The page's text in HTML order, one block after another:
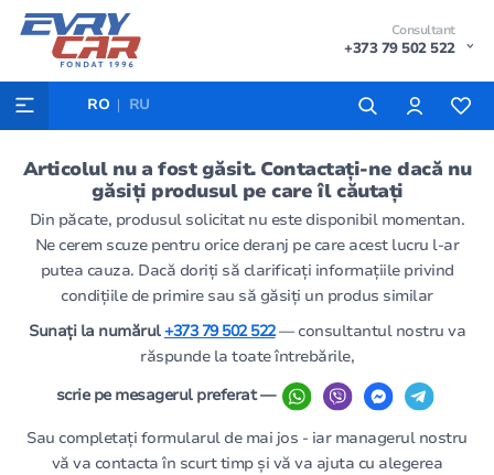
Consultant
+373 79 502 522
RO RU
Articolul nu a fost găsit. Contactați-ne dacă nu
găsiți produsul pe care îl căutați
Din păcate, produsul solicitat nu este disponibil momentan.
Ne cerem scuze pentru orice deranj pe care acest lucru l-ar
putea cauza. Dacă doriți să clarificați informațiile privind
condițiile de primire sau să găsiți un produs similar
Sunați la numărul+373 79 502 522— consultantul nostru va
răspunde la toate întrebările,
scrie pe mesagerul preferat —
Sau completați formularul de mai jos - iar managerul nostru
vă va contacta în scurt timp și vă va ajuta cu alegerea